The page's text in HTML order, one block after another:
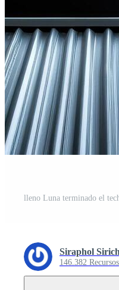
lleno Luna terminado el
Siraphol
146.382 Recursos